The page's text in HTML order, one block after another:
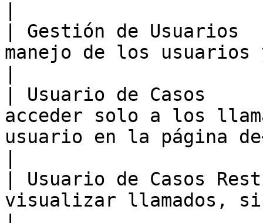
| Gestión de
manejo de los
| Usuario de Casos
acceder solo a los
usuario en la página
| Usuario de Casos
visualizar llamados,